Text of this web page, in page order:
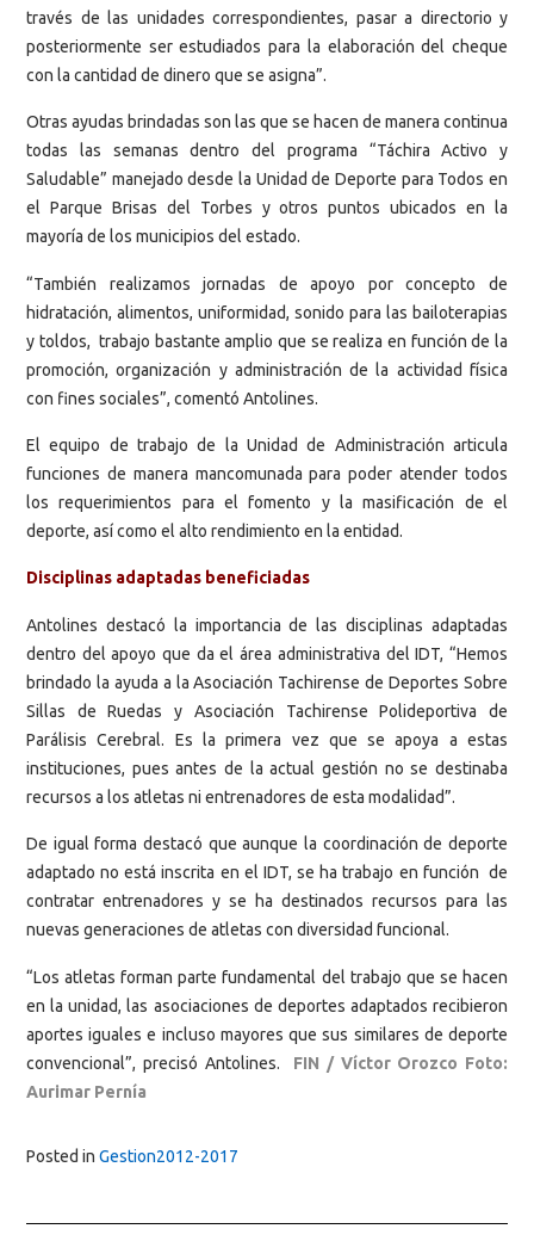
través de las unidades correspondientes, pasar a directorio y
posteriormente ser estudiados para la elaboración del cheque
con la cantidad de dinero que se asigna”.
Otras ayudas brindadas son las que se hacen de manera continua
todas las semanas dentro del programa “Táchira Activo y
Saludable” manejado desde la Unidad de Deporte para Todos en
el Parque Brisas del Torbes y otros puntos ubicados en la
mayoría de los municipios del estado.
“También realizamos jornadas de apoyo por concepto de
hidratación, alimentos, uniformidad, sonido para las bailoterapias
y toldos, trabajo bastante amplio que se realiza en función de la
promoción, organización y administración de la actividad física
con fines sociales”, comentó Antolines.
El equipo de trabajo de la Unidad de Administración articula
funciones de manera mancomunada para poder atender todos
los requerimientos para el fomento y la masificación de el
deporte, así como el alto rendimiento en la entidad.
Disciplinas adaptadas beneficiadas
Antolines destacó la importancia de las disciplinas adaptadas
dentro del apoyo que da el área administrativa del IDT, “Hemos
brindado la ayuda a la Asociación Tachirense de Deportes Sobre
Sillas de Ruedas y Asociación Tachirense Polideportiva de
Parálisis Cerebral. Es la primera vez que se apoya a estas
instituciones, pues antes de la actual gestión no se destinaba
recursos a los atletas ni entrenadores de esta modalidad”.
De igual forma destacó que aunque la coordinación de deporte
adaptado no está inscrita en el IDT, se ha trabajo en función de
contratar entrenadores y se ha destinados recursos para las
nuevas generaciones de atletas con diversidad funcional.
“Los atletas forman parte fundamental del trabajo que se hacen
en la unidad, las asociaciones de deportes adaptados recibieron
aportes iguales e incluso mayores que sus similares de deporte
convencional”, precisó Antolines. FIN / Víctor Orozco Foto:
Aurimar Pernía
Posted in Gestion2012-2017